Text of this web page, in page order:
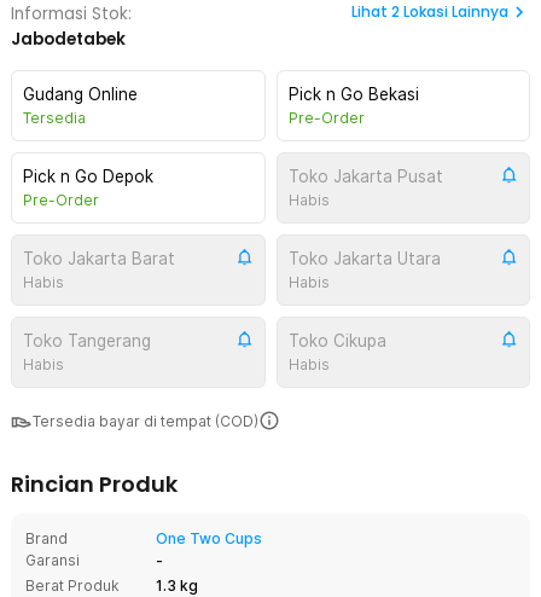
Informasi Stok:
Jabodetabek
Lihat 2Lokasi Lainnya
Gudang Online
Tersedia
Pick n Go Bekasi
Pre-Order
Pick n Go Depok
Pre-Order
Toko Jakarta Pusat
Habis
Toko Jakarta Barat
Habis
Toko Jakarta Utara
Habis
Toko Tangerang
Habis
Toko Cikupa
Habis
Tersedia bayar di tempat (COD)
Rincian Produk
Brand
One Two Cups
Garansi
-
Berat Produk
1.3 kg